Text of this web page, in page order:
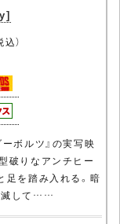
）
ボルツ』の実写映
破りなアンチヒー
足を踏み入れる。暗
滅して……